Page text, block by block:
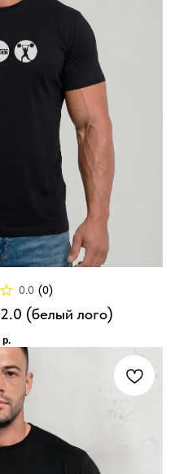
0.0 (0)
(белый лого)
р.